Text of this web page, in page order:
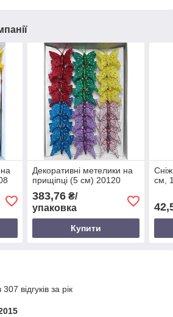
Декоративні метелики на
прищіпці (5 см) 20120
383,76₴/
упаковка
Купити
см,
відгуків за рік